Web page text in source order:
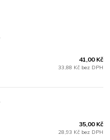
41,00 Kč
33,88 Kč bez DPH
35,00 Kč
28,93 Kč bez DPH